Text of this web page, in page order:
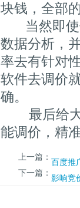
块钱，全部
当然即使
数据分析，
率去有针对
软件去调价
确。
最后给大
能调价，精
上一篇： 百度推
下一篇： 影响竞